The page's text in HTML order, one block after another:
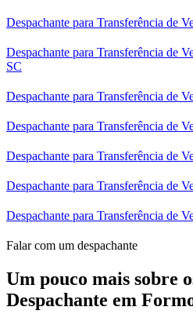
Despachante para Transferência de
Despachante para Transferência de
SC
Despachante para Transferência de
Despachante para Transferência de
Despachante para Transferência de
Despachante para Transferência de
Despachante para Transferência de
Falar com um despachante
Um pouco mais sobre
Despachante em